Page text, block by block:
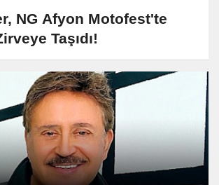
NG Afyon Motofest'te
Taşıdı!